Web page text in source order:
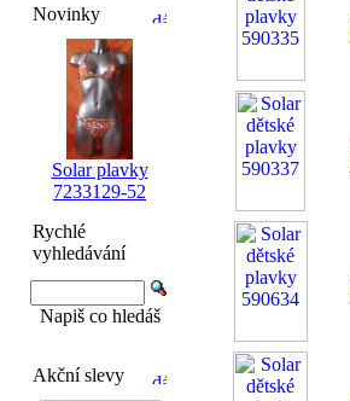
Novinky
Solar plavky
7233129-52
Rychlé
vyhledávání
Napiš co hledáš
Akční slevy